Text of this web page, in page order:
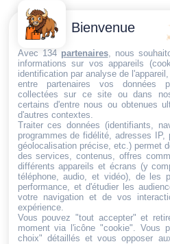
Conditions
générales
de vente
Politique de
cookies
Politique de
confidentialité
Mentions
légales
Conditions de
retour et de
remboursement
Droit de
rétractation
Nous
Email:
dt@sasbms.fr
Bienvenue
Avec 134 partenaires, nous
informations sur vos appareils
identification par analyse de
entre partenaires vos données
collectées sur ce site ou dans
certains d'entre nous ou obtenues
d'autres contextes.
Traiter ces données (identifiants,
programmes de fidélité, adresses IP,
géolocalisation précise, etc.) permet
des services, contenus, offres
différents appareils et écrans (y
téléphone, audio, et vidéo), de les
performance, et d'étudier les
votre navigation et de vos
expérience.
Vous pouvez "tout accepter" et
moment via l'icône "cookie" . Vous
choix" détaillés et vous opposer